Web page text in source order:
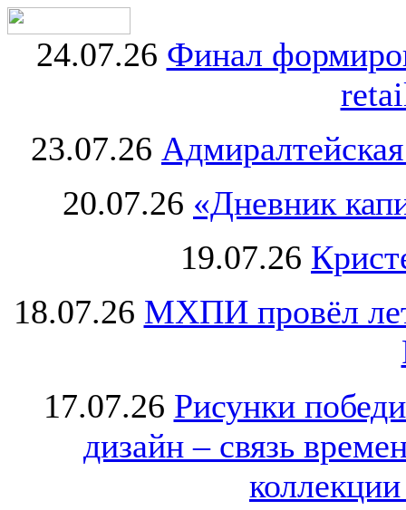
24.07.26 Финал
23.07.26
20.07.26 «Дневник
19.07.26
18.07.26 МХПИ провёл
17.07.26 Рисунки
дизайн – связь